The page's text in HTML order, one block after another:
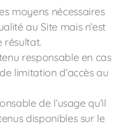
moyens nécessaires
au Site mais n’est
résultat.
responsable en cas
limitation d’accès au
de l’usage qu’il
disponibles sur le